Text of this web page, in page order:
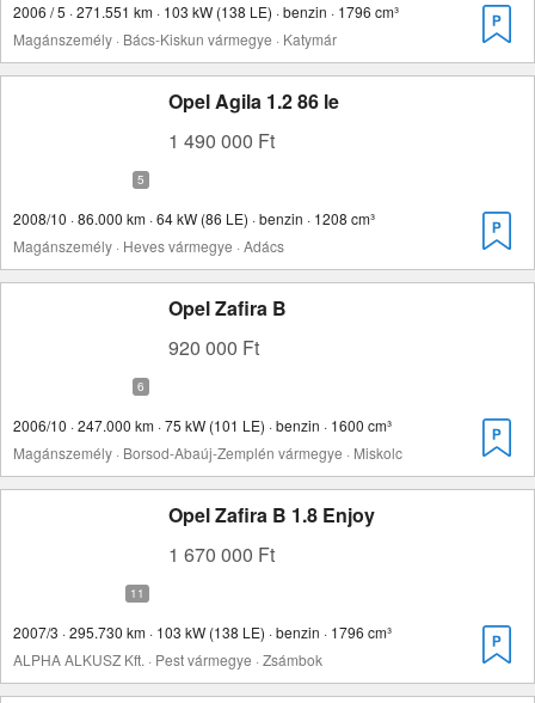
2006 / 5 · 271.551 km · 103 kW (138 LE) · benzin · 1796 cm³
Magánszemély · Bács-Kiskun vármegye · Katymár
Opel Agila 1.2 86 le
1 490 000 Ft
2008/10 · 86.000 km · 64 kW (86 LE) · benzin · 1208 cm³
Magánszemély · Heves vármegye · Adács
Opel Zafira B
920 000 Ft
2006/10 · 247.000 km · 75 kW (101 LE) · benzin · 1600 cm³
Magánszemély · Borsod-Abaúj-Zemplén vármegye · Miskolc
Opel Zafira B 1.8 Enjoy
1 670 000 Ft
2007/3 · 295.730 km · 103 kW (138 LE) · benzin · 1796 cm³
ALPHA ALKUSZ Kft. · Pest vármegye · Zsámbok